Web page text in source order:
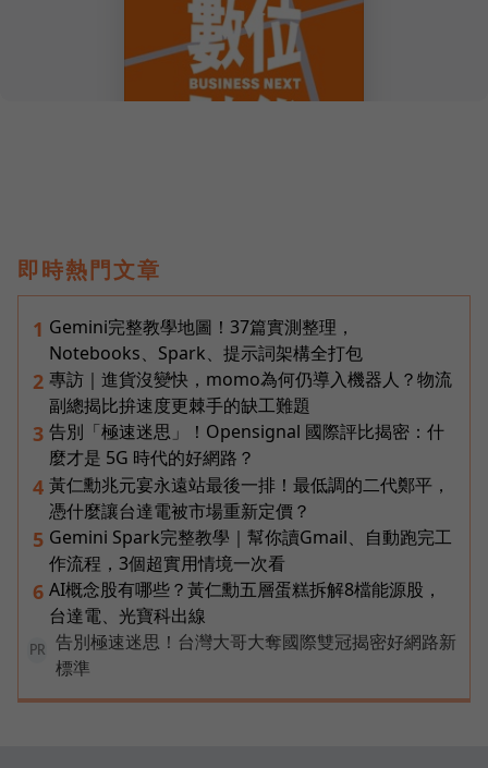
即時熱門文章
1 Gemini完整教學地圖！37篇實測整理，
Notebooks、Spark、提示詞架構全打包
2 專訪｜進貨沒變快，momo為何仍導入機器人？物流
副總揭比拚速度更棘手的缺工難題
3 告別「極速迷思」！Opensignal 國際評比揭密：什
麼才是 5G 時代的好網路？
4 黃仁勳兆元宴永遠站最後一排！最低調的二代鄭平，
憑什麼讓台達電被市場重新定價？
5 Gemini Spark完整教學｜幫你讀Gmail、自動跑完工
作流程，3個超實用情境一次看
6 AI概念股有哪些？黃仁勳五層蛋糕拆解8檔能源股，
台達電、光寶科出線
PR
告別極速迷思！台灣大哥大奪國際雙冠揭密好網路新
標準